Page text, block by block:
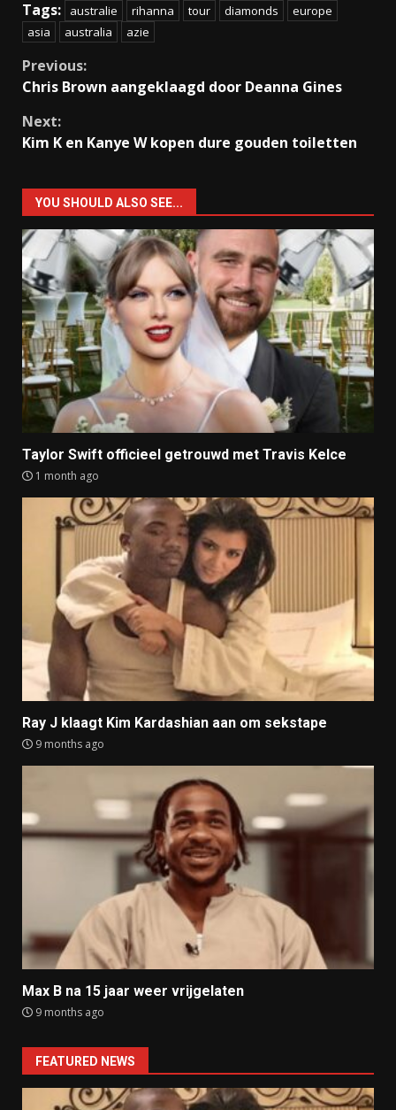
Tags: australie rihanna tour diamonds
europe
asia
australia azie
Continue
Previous:
Chris Brown aangeklaagd door Deanna Gines
Next:
Kim K en Kanye W kopen dure gouden toiletten
YOU SHOULD ALSO SEE...
Taylor Swift officieel getrouwd met Travis Kelce
1 month ago
Ray J klaagt Kim Kardashian aan om sekstape
9 months ago
Max B na 15 jaar weer vrijgelaten
9 months ago
FEATURED NEWS